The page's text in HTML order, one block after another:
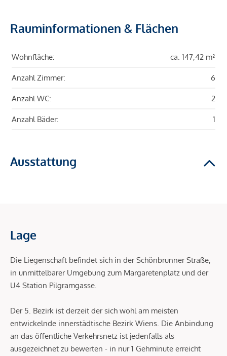
Rauminformationen & Flächen
Wohnfläche: ca. 147,42 m²
Anzahl Zimmer: 6
Anzahl WC: 2
Anzahl Bäder: 1
Ausstattung
Lage
Die Liegenschaft befindet sich in der Schönbrunner Straße,
in unmittelbarer Umgebung zum Margaretenplatz und der
U4 Station Pilgramgasse.
Der 5. Bezirk ist derzeit der sich wohl am meisten
entwickelnde innerstädtische Bezirk Wiens. Die Anbindung
an das öffentliche Verkehrsnetz ist jedenfalls als
ausgezeichnet zu bewerten - in nur 1 Gehminute erreicht